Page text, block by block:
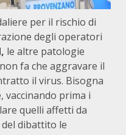
per il rischio di
degli operatori
le altre patologie
fa che aggravare il
il virus. Bisogna
vaccinando prima i
quelli affetti da
dibattito le